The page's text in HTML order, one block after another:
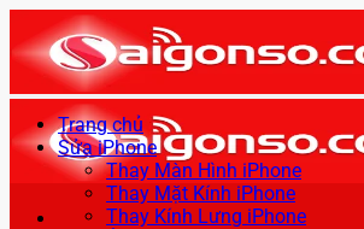
qua
nội
dung
Trang chủ
Sửa iPhone
Thay Màn Hình iPhone
Thay Mặt Kính iPhone
Thay Kính Lưng iPhone